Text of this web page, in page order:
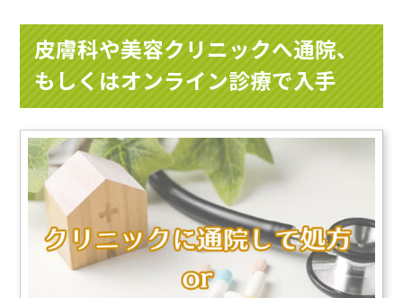
皮膚科や美容クリニックへ通院、
もしくはオンライン診療で入手